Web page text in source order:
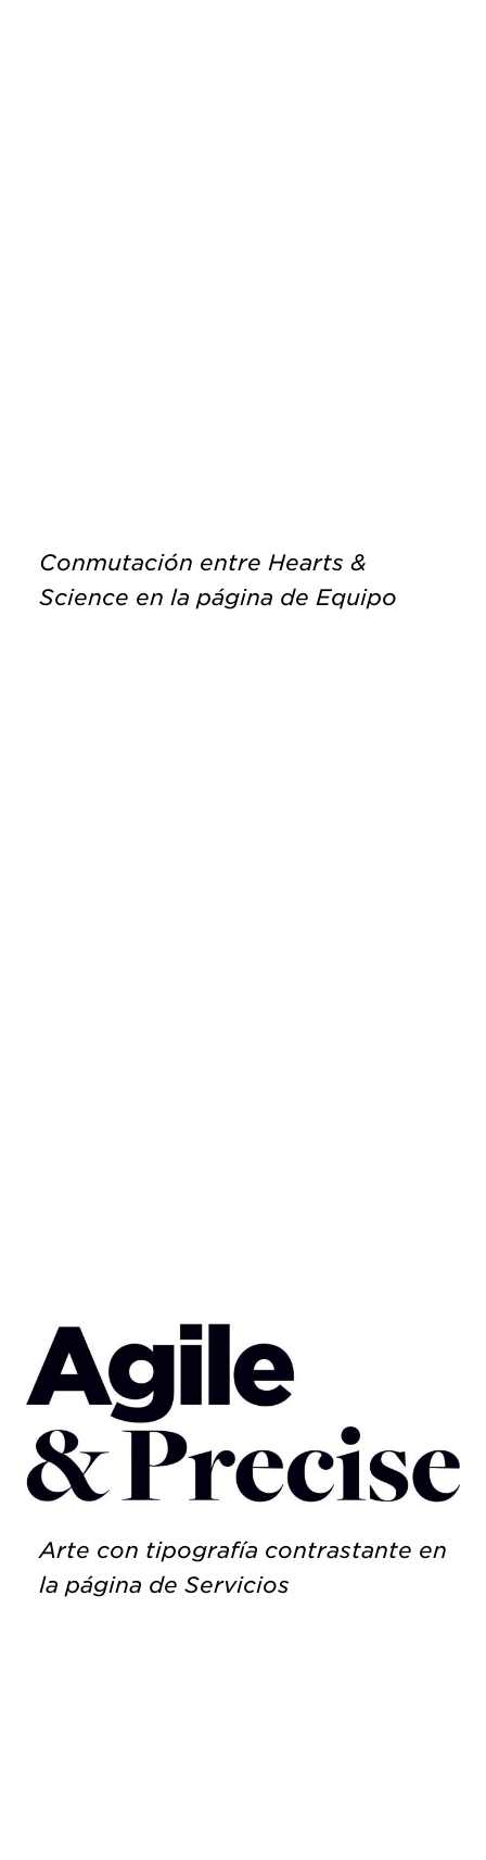
Conmutación entre Hearts &
Science en la página de Equipo
Arte con tipografía contrastante en
la página de Servicios